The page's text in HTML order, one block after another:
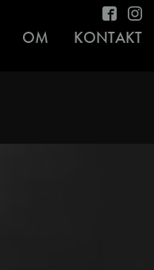
OM KONTAKT